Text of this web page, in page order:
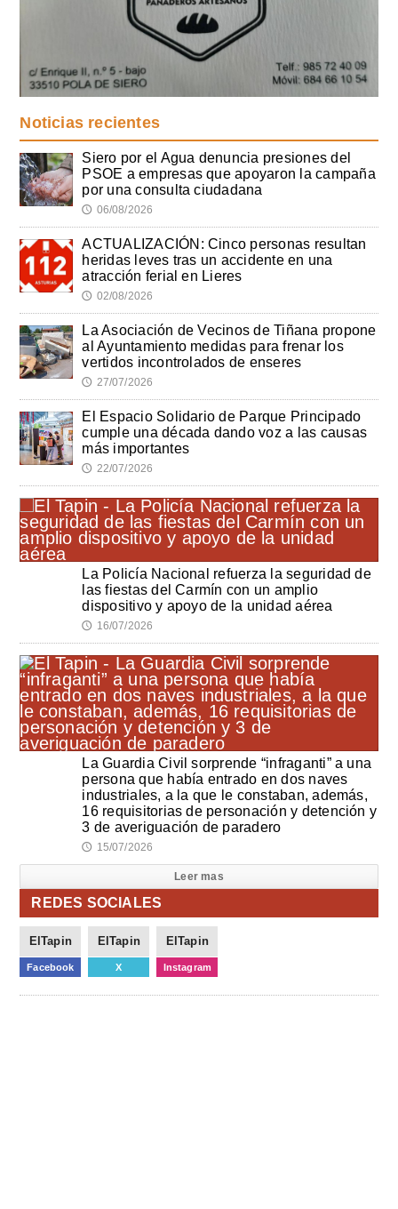
Noticias recientes
Siero por el Agua denuncia presiones del
PSOE a empresas que apoyaron la campaña
por una consulta ciudadana
🕔 06/08/2026
ACTUALIZACIÓN: Cinco personas resultan
heridas leves tras un accidente en una
atracción ferial en Lieres
🕔 02/08/2026
La Asociación de Vecinos de Tiñana propone
al Ayuntamiento medidas para frenar los
vertidos incontrolados de enseres
🕔 27/07/2026
El Espacio Solidario de Parque Principado
cumple una década dando voz a las causas
más importantes
🕔 22/07/2026
La Policía Nacional refuerza la seguridad de
las fiestas del Carmín con un amplio
dispositivo y apoyo de la unidad aérea
🕔 16/07/2026
La Guardia Civil sorprende “infraganti” a una
persona que había entrado en dos naves
industriales, a la que le constaban, además,
16 requisitorias de personación y detención y
3 de averiguación de paradero
🕔 15/07/2026
Leer mas
REDES SOCIALES
ElTapin
Facebook
ElTapin
X
ElTapin
Instagram